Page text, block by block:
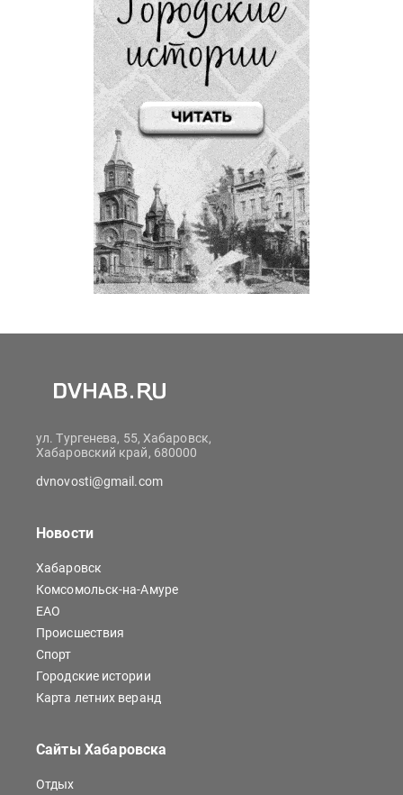
ул. Тургенева, 55, Хабаровск,
Хабаровский край, 680000
dvnovosti@gmail.com
Новости
Хабаровск
Комсомольск-на-Амуре
ЕАО
Происшествия
Спорт
Городские истории
Карта летних веранд
Сайты Хабаровска
Отдых